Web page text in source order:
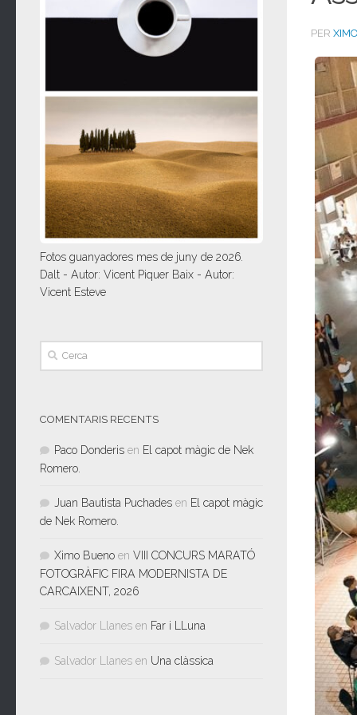
PER
Fotos guanyadores mes de juny de 2026.
Dalt - Autor: Vicent Piquer Baix - Autor:
Vicent Esteve
COMENTARIS RECENTS
Paco Donderis en El capot màgic de Nek
Romero.
Juan Bautista Puchades en El capot màgic
de Nek Romero.
Ximo Bueno en VIII CONCURS MARATÓ
FOTOGRÀFIC FIRA MODERNISTA DE
CARCAIXENT, 2026
Salvador Llanes en Far i LLuna
Salvador Llanes en Una clàssica